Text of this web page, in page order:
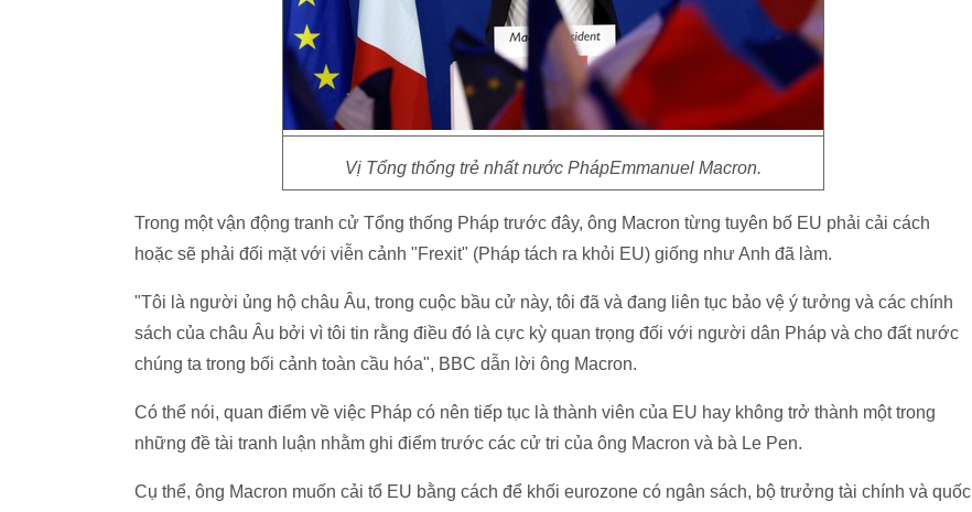
Vị Tổng thống trẻ nhất nước PhápEmmanuel Macron.
Trong một vận động tranh cử Tổng thống Pháp trước đây, ông Macron từng tuyên bố EU phải cải cách
hoặc sẽ phải đối mặt với viễn cảnh "Frexit" (Pháp tách ra khỏi EU) giống như Anh đã làm.
"Tôi là người ủng hộ châu Âu, trong cuộc bầu cử này, tôi đã và đang liên tục bảo vệ ý tưởng và các chính
sách của châu Âu bởi vì tôi tin rằng điều đó là cực kỳ quan trọng đối với người dân Pháp và cho đất nước
chúng ta trong bối cảnh toàn cầu hóa", BBC dẫn lời ông Macron.
Có thể nói, quan điểm về việc Pháp có nên tiếp tục là thành viên của EU hay không trở thành một trong
những đề tài tranh luận nhằm ghi điểm trước các cử tri của ông Macron và bà Le Pen.
Cụ thể, ông Macron muốn cải tổ EU bằng cách để khối eurozone có ngân sách, bộ trưởng tài chính và quốc